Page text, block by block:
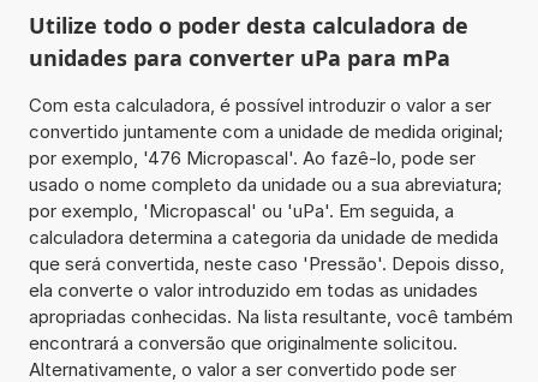
Utilize todo o poder desta calculadora de
unidades para converter uPa para mPa
Com esta calculadora, é possível introduzir o valor a ser
convertido juntamente com a unidade de medida original;
por exemplo, '476 Micropascal'. Ao fazê-lo, pode ser
usado o nome completo da unidade ou a sua abreviatura;
por exemplo, 'Micropascal' ou 'uPa'. Em seguida, a
calculadora determina a categoria da unidade de medida
que será convertida, neste caso 'Pressão'. Depois disso,
ela converte o valor introduzido em todas as unidades
apropriadas conhecidas. Na lista resultante, você também
encontrará a conversão que originalmente solicitou.
Alternativamente, o valor a ser convertido pode ser